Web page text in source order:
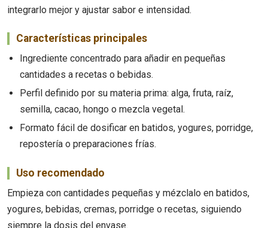
integrarlo mejor y ajustar sabor e intensidad.
Características principales
Ingrediente concentrado para añadir en pequeñas
cantidades a recetas o bebidas.
Perfil definido por su materia prima: alga, fruta, raíz,
semilla, cacao, hongo o mezcla vegetal.
Formato fácil de dosificar en batidos, yogures, porridge,
repostería o preparaciones frías.
Uso recomendado
Empieza con cantidades pequeñas y mézclalo en batidos,
yogures, bebidas, cremas, porridge o recetas, siguiendo
siempre la dosis del envase.